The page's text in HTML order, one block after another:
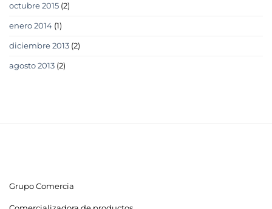
octubre 2015 (2)
enero 2014 (1)
diciembre 2013 (2)
agosto 2013 (2)
Grupo Comercia